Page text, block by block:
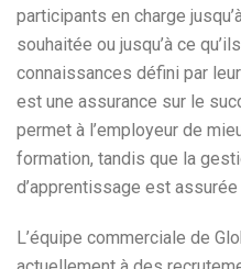
participants en charge
souhaitée ou jusqu’à ce
connaissances défini par
est une assurance sur le
permet à l’employeur de
formation, tandis que la
d’apprentissage est
L’équipe commerciale de